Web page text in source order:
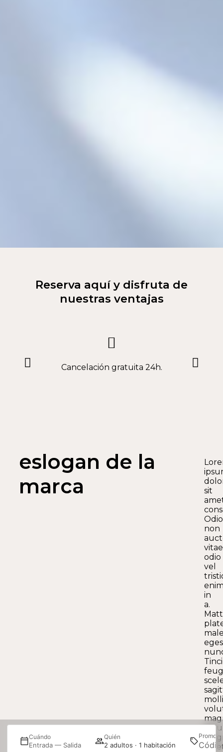
Reserva aquí y disfruta de
nuestras ventajas
Cancelación gratuita 24h.
eslogan de la
marca
sit
Odio
non
vitae
odio
vel
in
a.
arcu
Cuándo
Entrada — Salida
Quién
2 adultos · 1 habitación